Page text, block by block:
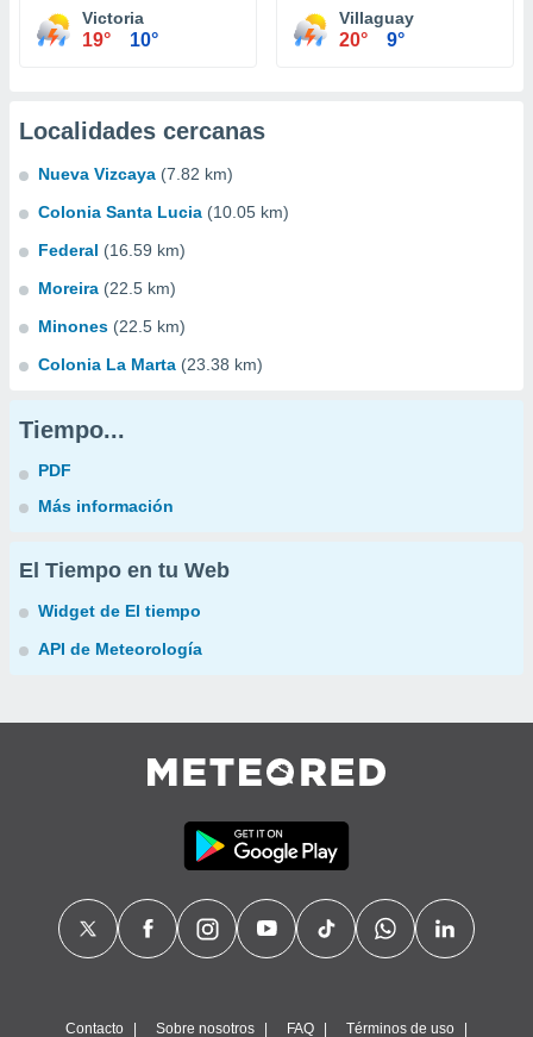
Victoria
19° 10°
Villaguay
20° 9°
Localidades cercanas
Nueva Vizcaya (7.82 km)
Colonia Santa Lucia (10.05 km)
Federal (16.59 km)
Moreira (22.5 km)
Minones (22.5 km)
Colonia La Marta (23.38 km)
Tiempo...
PDF
Más información
El Tiempo en tu Web
Widget de El tiempo
API de Meteorología
Contacto Sobre nosotros FAQ Términos de uso